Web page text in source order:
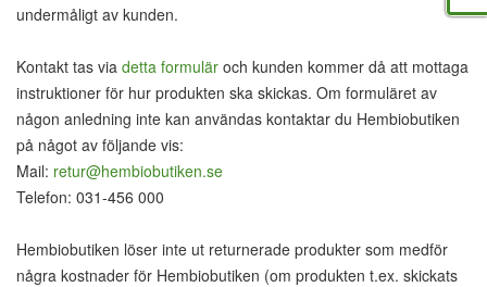
undermåligt av kunden.
Kontakt tas via detta formulär och kunden kommer då att mottaga
instruktioner för hur produkten ska skickas. Om formuläret av
någon anledning inte kan användas kontaktar du Hembiobutiken
på något av följande vis:
Mail: retur@hembiobutiken.se
Telefon: 031-456 000
Hembiobutiken löser inte ut returnerade produkter som medför
några kostnader för Hembiobutiken (om produkten t.ex. skickats